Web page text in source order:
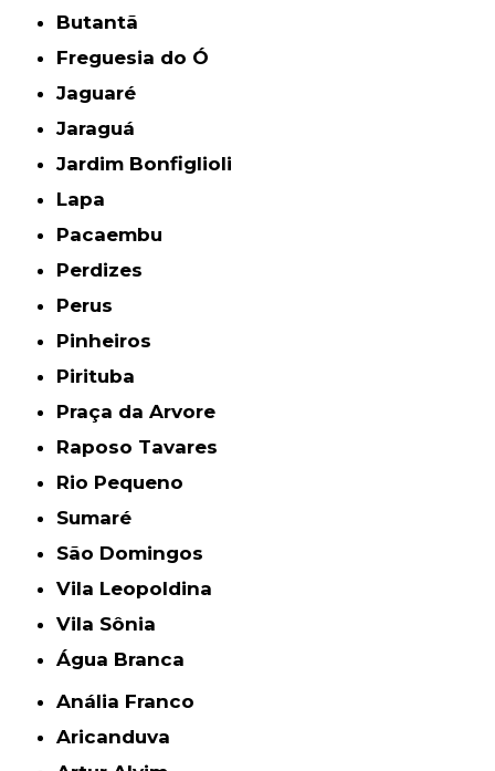
Butantã
Freguesia do Ó
Jaguaré
Jaraguá
Jardim Bonfiglioli
Lapa
Pacaembu
Perdizes
Perus
Pinheiros
Pirituba
Praça da Arvore
Raposo Tavares
Rio Pequeno
Sumaré
São Domingos
Vila Leopoldina
Vila Sônia
Água Branca
Anália Franco
Aricanduva